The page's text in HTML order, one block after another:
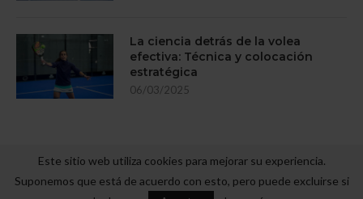
La ciencia detrás de la volea
efectiva: Técnica y colocación
estratégica
06/03/2025
Este sitio web utiliza cookies para mejorar su experiencia.
Suponemos que está de acuerdo con esto, pero puede excluirse si